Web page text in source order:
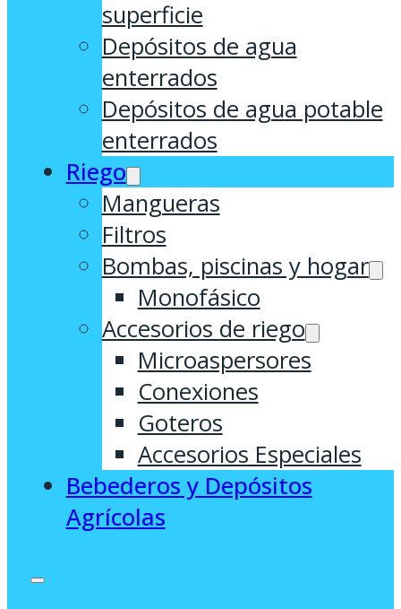
superficie
Depósitos de agua
enterrados
Depósitos de agua potable
enterrados
Riego
Mangueras
Filtros
Bombas, piscinas y hogar
Monofásico
Accesorios de riego
Microaspersores
Conexiones
Goteros
Accesorios Especiales
Bebederos y Depósitos
Agrícolas